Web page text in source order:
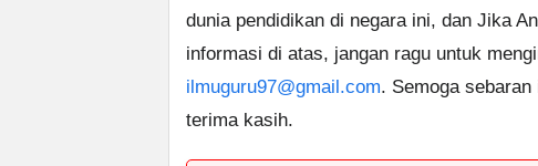
dunia pendidikan di negara ini, dan Jika
informasi di atas, jangan ragu untuk
ilmuguru97@gmail.com. Semoga
terima kasih.